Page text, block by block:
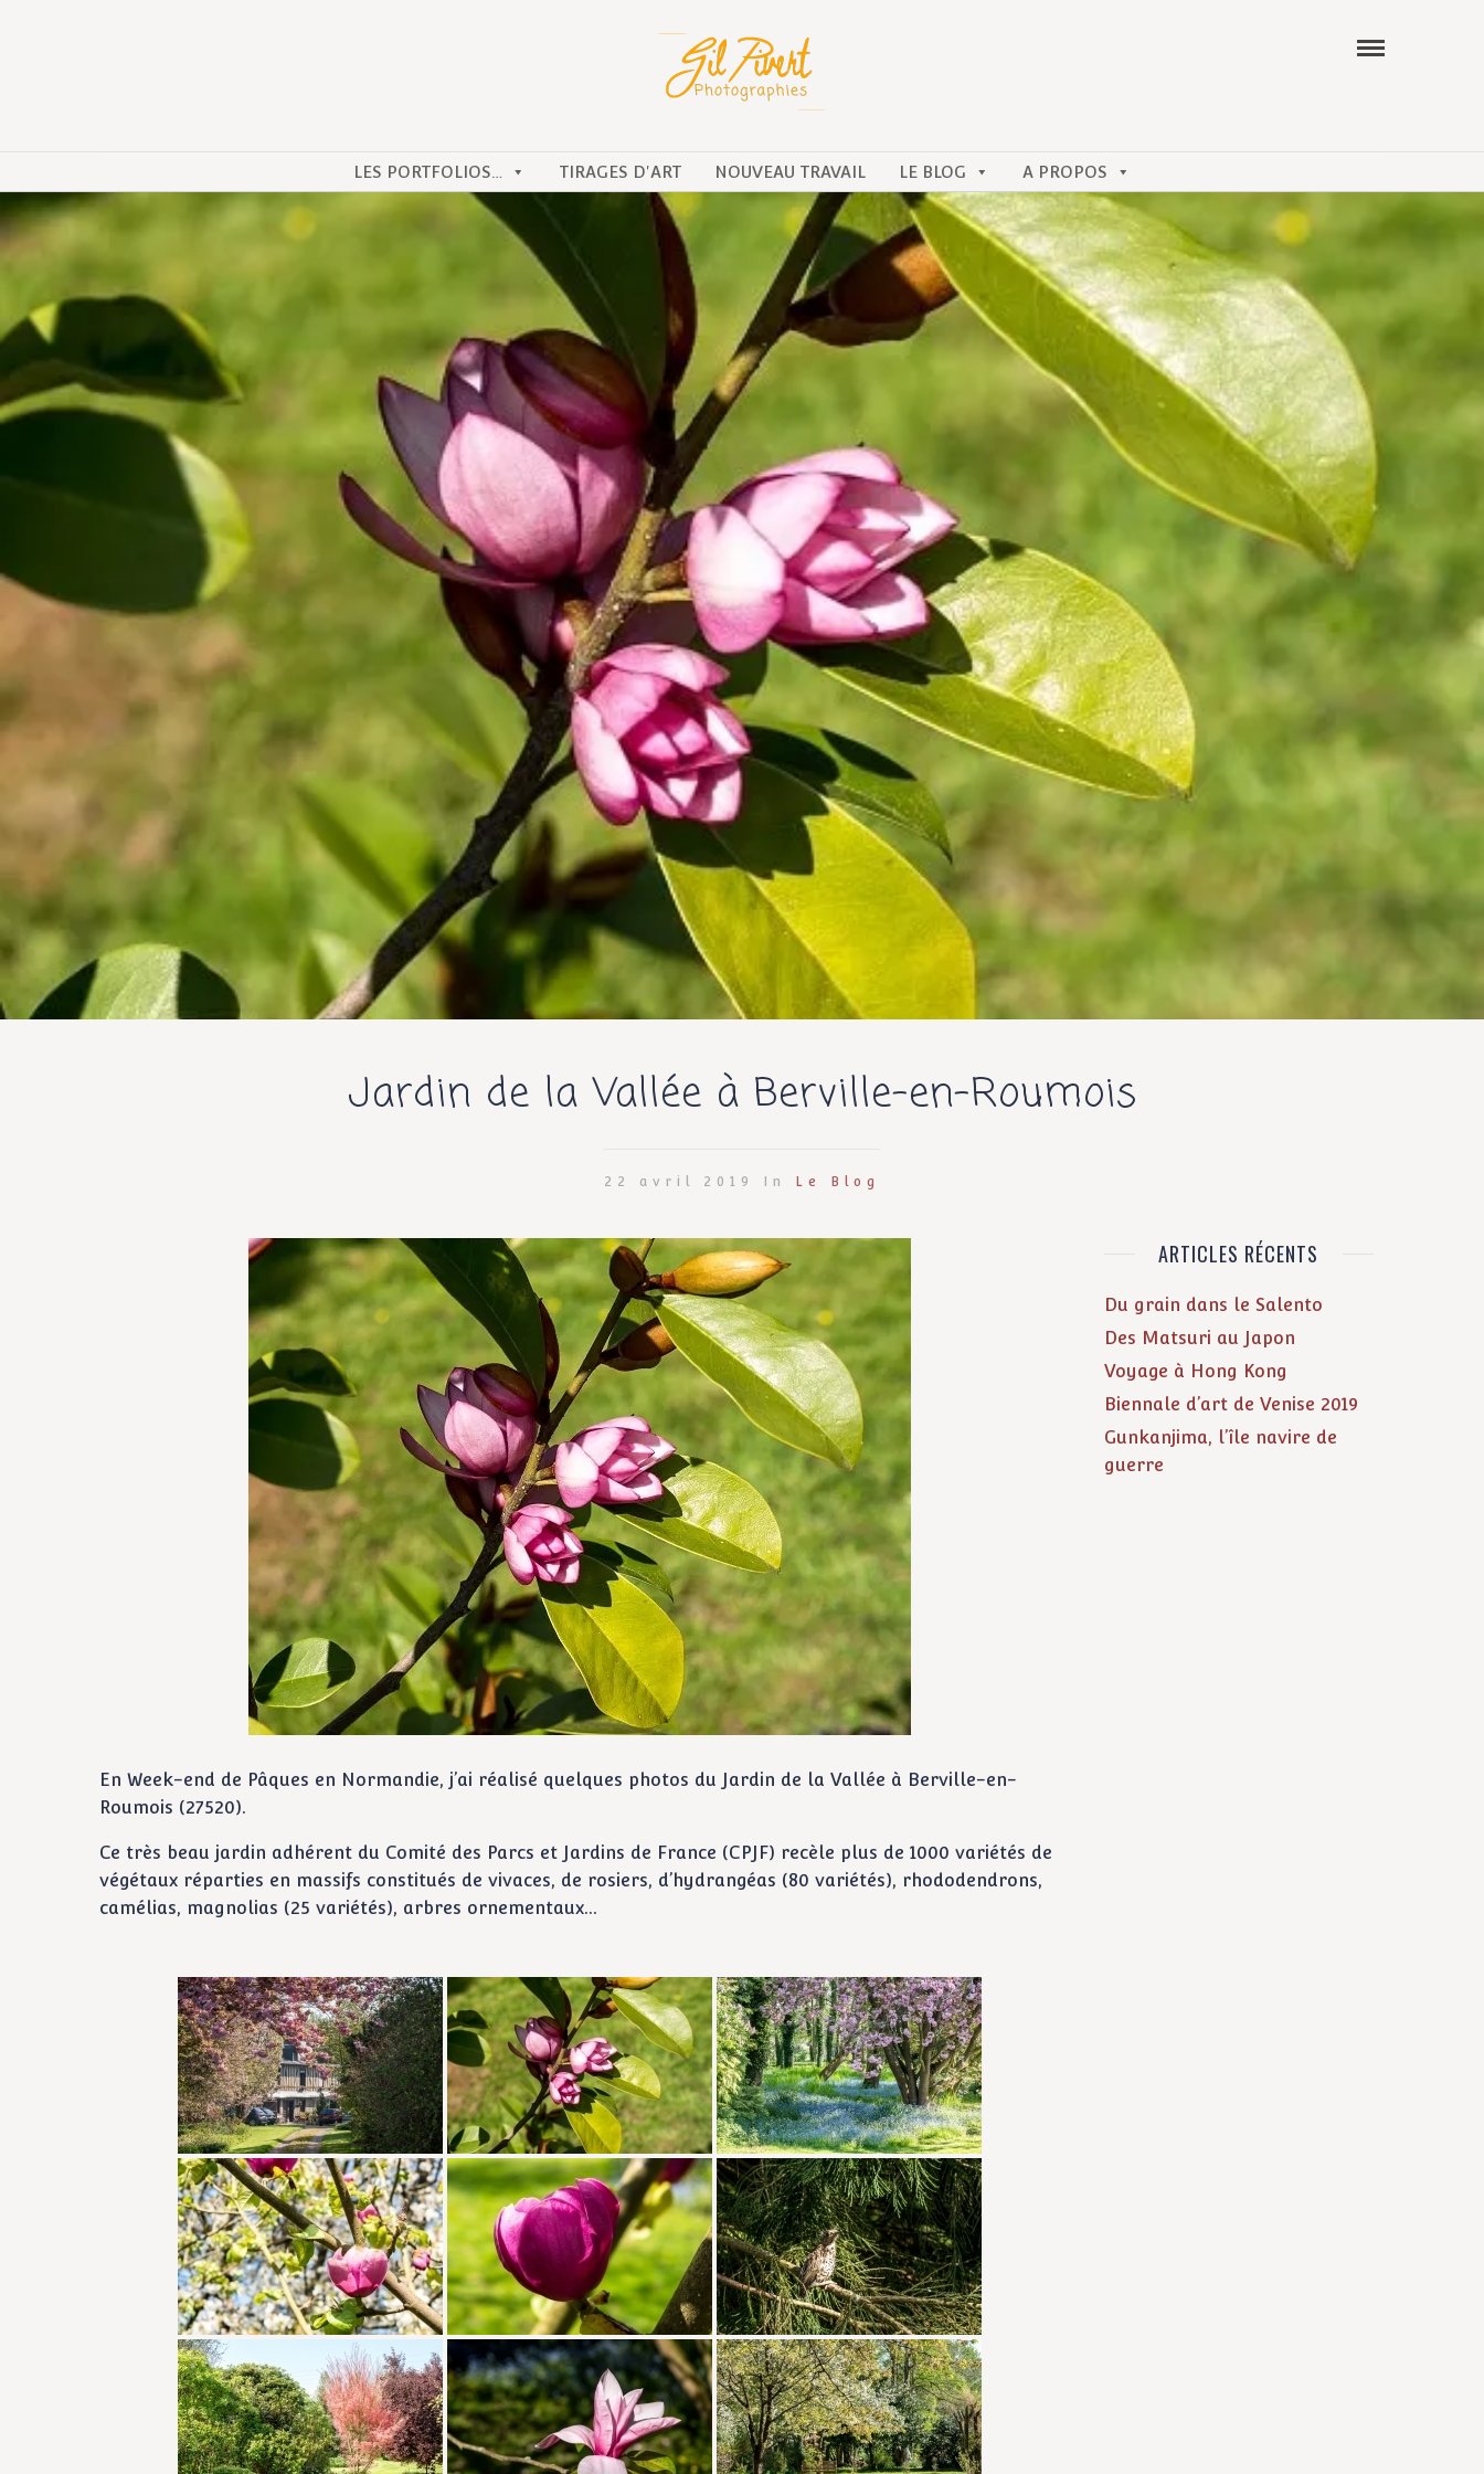
LES PORTFOLIOS… TIRAGES D'ART NOUVEAU TRAVAIL LE BLOG A PROPOS
Jardin de la Vallée à Berville-en-Roumois
22 avril 2019 In Le Blog
En Week-end de Pâques en Normandie, j’ai réalisé quelques photos du Jardin de la Vallée à Berville-en-
Roumois (27520).
Ce très beau jardin adhérent du Comité des Parcs et Jardins de France (CPJF) recèle plus de 1000 variétés de
végétaux réparties en massifs constitués de vivaces, de rosiers, d’hydrangéas (80 variétés), rhododendrons,
camélias, magnolias (25 variétés), arbres ornementaux…
ARTICLES RÉCENTS
Du grain dans le Salento
Des Matsuri au Japon
Voyage à Hong Kong
Biennale d’art de Venise 2019
Gunkanjima, l’île navire de
guerre